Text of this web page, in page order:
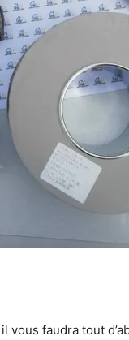
faudra tout